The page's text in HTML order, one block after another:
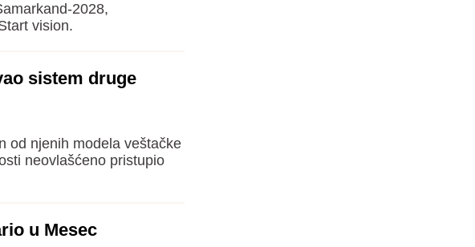
2028,
vision.
sistem druge
od njenih modela veštačke
neovlašćeno pristupio
u Mesec